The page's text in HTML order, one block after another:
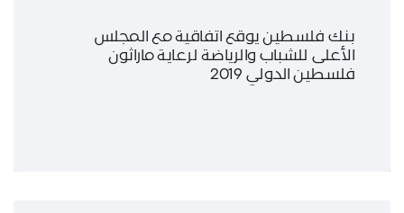
بنك فلسطين يوقع اتفاقية مع المجلس
الأعلى للشباب والرياضة لرعاية ماراثون
فلسطين الدولي 2019